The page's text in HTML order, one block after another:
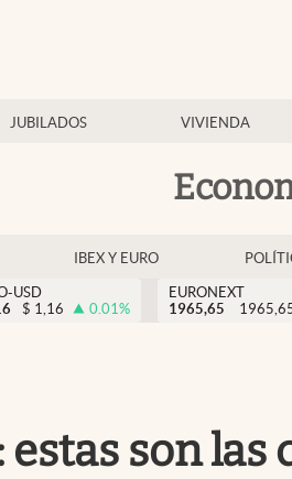
JUBILADOS VIVIENDA
IBEX Y EURO
USD
$ 1,16 0.01%
EURONEXT
1965,65
estas son